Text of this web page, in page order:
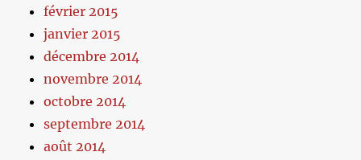
février 2015
janvier 2015
décembre 2014
novembre 2014
octobre 2014
septembre 2014
août 2014